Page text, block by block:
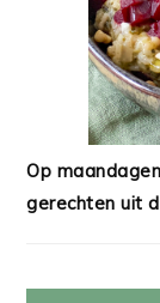
Op
gerechten uit